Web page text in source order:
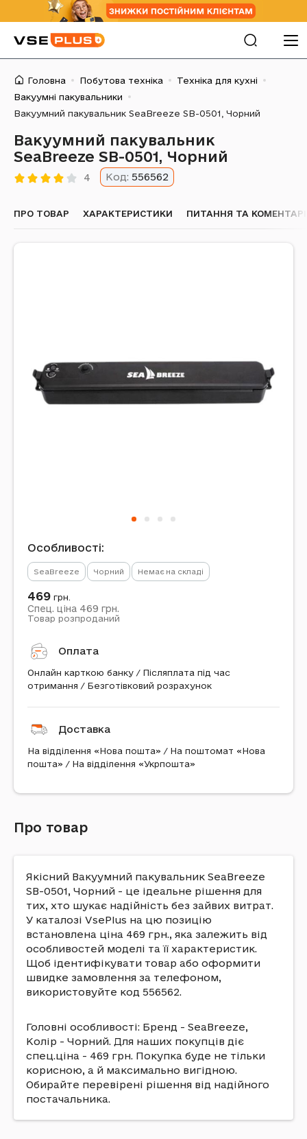
Головна Побутова техніка
Техніка для кухні
Вакуумні пакувальники
Вакуумний пакувальник SeaBreeze SB-0501, Чорний
Вакуумний пакувальник
SeaBreeze SB-0501, Чорний
4 Код: 556562
ПРО ТОВАР ХАРАКТЕРИСТИКИ ПИТАННЯ ТА КОМЕНТАРІ
Особливості:
SeaBreeze Чорний Немає на складі
469 грн.
Спец. ціна 469 грн.
Товар розпроданий
Оплата
Онлайн карткою банку / Післяплата під час
отримання / Безготівковий розрахунок
Доставка
На відділення «Нова пошта» / На поштомат «Нова
пошта» / На відділення «Укрпошта»
Про товар
Якісний Вакуумний пакувальник SeaBreeze
SB-0501, Чорний - це ідеальне рішення для
тих, хто шукає надійність без зайвих витрат.
У каталозі VsePlus на цю позицію
встановлена ціна 469 грн., яка залежить від
особливостей моделі та її характеристик.
Щоб ідентифікувати товар або оформити
швидке замовлення за телефоном,
використовуйте код 556562.
Головні особливості: Бренд - SeaBreeze,
Колір - Чорний. Для наших покупців діє
спец.ціна - 469 грн. Покупка буде не тільки
корисною, а й максимально вигідною.
Обирайте перевірені рішення від надійного
постачальника.